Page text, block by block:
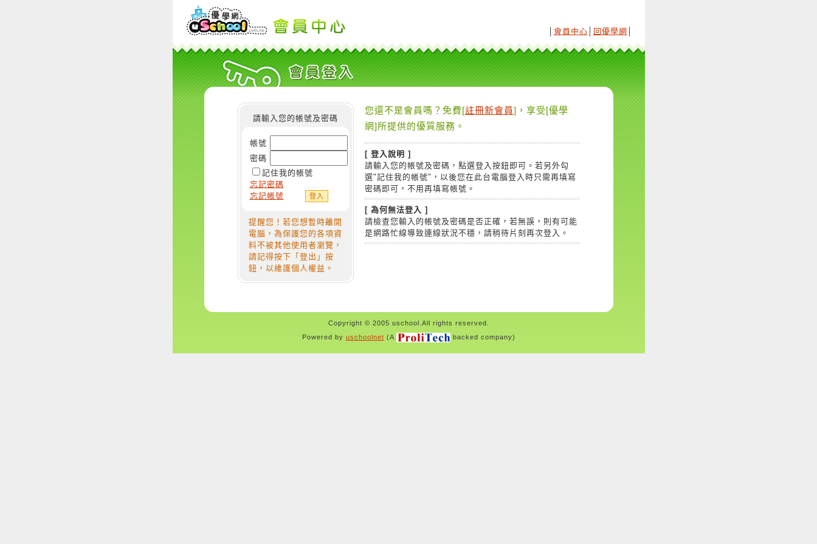
會員中心 回優學網
請輸入您的帳號及密碼
帳號
密碼
記住我的帳號
忘記密碼
忘記帳號
提醒您！若您想暫時離開
電腦，為保護您的各項資
料不被其他使用者瀏覽，
請記得按下「登出」按
鈕，以維護個人權益。
您還不是會員嗎？免費[註冊新會員]，享受[優學
網]所提供的優質服務。
[ 登入說明 ]
請輸入您的帳號及密碼，點選登入按鈕即可。若另外勾
選"記住我的帳號"，以後您在此台電腦登入時只需再填寫
密碼即可，不用再填寫帳號。
[ 為何無法登入 ]
請檢查您輸入的帳號及密碼是否正確，若無誤，則有可能
是網路忙線導致連線狀況不穩，請稍待片刻再次登入。
Copyright © 2005 uschool.All rights reserved.
Powered by uschoolnet (A backed company)